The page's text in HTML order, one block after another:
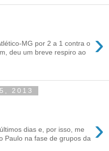
›
MG por 2 a 1 contra o
deu um breve respiro ao
2013
›
dias e, por isso, me
Paulo na fase de grupos da